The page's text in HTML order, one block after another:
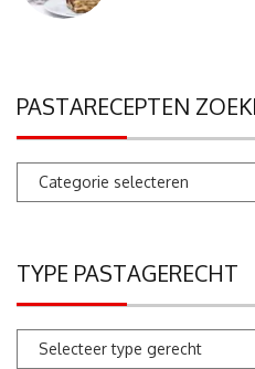
PASTARECEPTEN
Pastarecepten
zoeken
TYPE PASTAGERECHT